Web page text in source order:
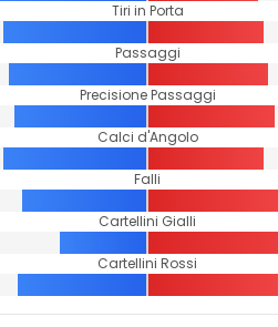
Tiri in Porta
Passaggi
Precisione Passaggi
Calci d'Angolo
Falli
Cartellini Gialli
Cartellini Rossi